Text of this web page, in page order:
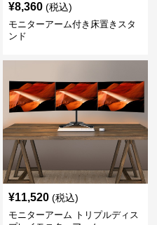
¥8,360 (税込)
モニターアーム付き床置きスタ
ンド
¥11,520 (税込)
モニターアーム トリプルディス